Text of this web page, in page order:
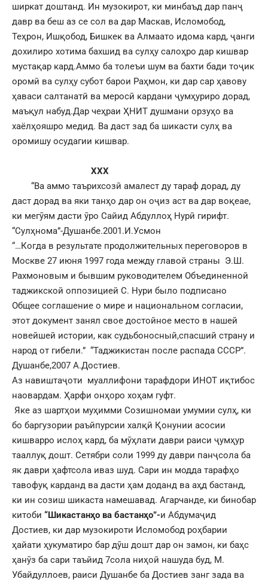
ширкат доштанд. Ин музокирот, ки минбаъд дар панҷ
давр ва беш аз се сол ва дар Маскав, Исломобод,
Теҳрон, Ишқобод, Бишкек ва Алмаато идома кард, ҷанги
дохилиро хотима бахшид ва сулҳу салоҳро дар кишвар
мустақар кард.Аммо ба толеъи шум ва бахти бади тоҷик
оромӣ ва сулҳу субот барои Раҳмон, ки дар сар ҳавову
ҳаваси салтанатӣ ва меросӣ кардани ҷумҳуриро дорад,
маъқул набуд.Дар чеҳраи ҲНИТ душмани орзуҳо ва
хаёлҳояшро медид. Ва даст зад ба шикасти сулҳ ва
оромишу осудагии кишвар.
ХХХ
“Ва аммо таърихсозӣ амалест ду тараф дорад, ду
даст дорад ва яки танҳо дар он оҷиз аст ва дар воқеае,
ки мегӯям дасти ӯро Сайид Абдуллоҳ Нурӣ гирифт.
“Сулҳнома”-Душанбе.2001.И.Усмон
“…Когда в результате продолжительных переговоров в
Москве 27 июня 1997 года между главой страны Э.Ш.
Рахмоновым и бывшим руководителем Объединенной
таджикской оппозицией С. Нури было подписано
Общее соглашение о мире и национальном согласии,
этот документ занял свое достойное место в нашей
новейшей истории, как судьбоносный,спасший страну и
народ от гибели.” “Таджикистан после распада СССР”.
Душанбе,2007 А.Достиев.
Аз навиштаҷоти муаллифони тарафдори ИНОТ иқтибос
наовардам. Ҳарфи онҳоро хоҳам гуфт.
Яке аз шартҳои муҳимми Созишномаи умумии сулҳ, ки
бо баргузории раъйпурсии халқӣ Қонунии асосии
кишварро ислоҳ кард, ба мӯҳлати даври раиси ҷумҳур
тааллуқ дошт. Сетябри соли 1999 ду даври панҷсола ба
як даври ҳафтсола иваз шуд. Сари ин модда тарафҳо
тавофуқ карданд ва дасти ҳам доданд ва аҳд бастанд,
ки ин созиш шикаста намешавад. Агарчанде, ки бинобар
китоби “Шикастанҳо ва бастанҳо”-и Абдумаҷид
Достиев, ки дар музокироти Исломобод роҳбарии
ҳайати ҳукуматиро бар дӯш дошт дар он замон, ки баҳс
ҳанӯз ба сари таъйид 7сола ниҳоӣ нашуда буд, М.
Убайдуллоев, раиси Душанбе ба Достиев занг зада ва